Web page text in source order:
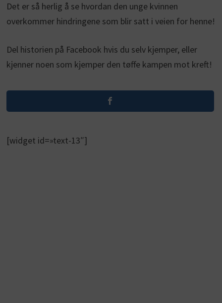
Det er så herlig å se hvordan den unge kvinnen
overkommer hindringene som blir satt i veien for henne!
Del historien på Facebook hvis du selv kjemper, eller
kjenner noen som kjemper den tøffe kampen mot kreft!
[widget id=»text-13″]